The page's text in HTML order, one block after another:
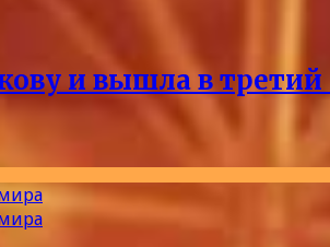
и вышла в третий